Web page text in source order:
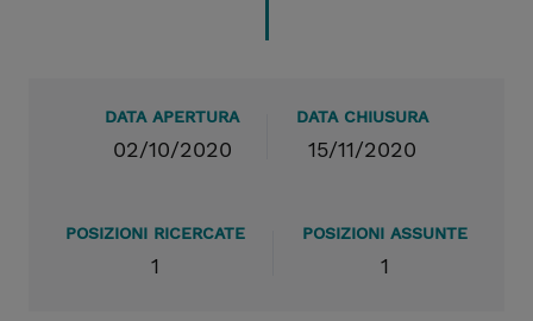
DATA APERTURA
02/10/2020
DATA CHIUSURA
15/11/2020
POSIZIONI RICERCATE
1
POSIZIONI ASSUNTE
1